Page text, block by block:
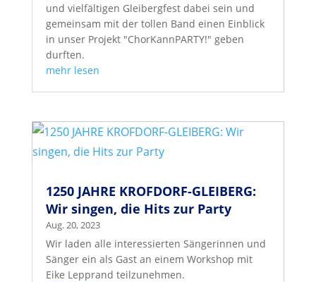
und vielfältigen Gleibergfest dabei sein und
gemeinsam mit der tollen Band einen Einblick
in unser Projekt "ChorKannPARTY!" geben
durften.
mehr lesen
1250 JAHRE KROFDORF-GLEIBERG:
Wir singen, die Hits zur Party
Aug. 20, 2023
Wir laden alle interessierten Sängerinnen und
Sänger ein als Gast an einem Workshop mit
Eike Lepprand teilzunehmen.